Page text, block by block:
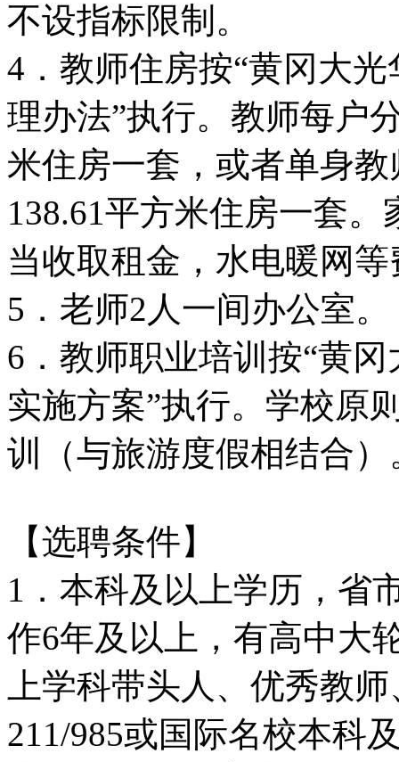
不设指标限制。
4．教师住房按“黄冈大
理办法”执行。教师每户
米住房一套，或者单身
138.61平方米住房一套
当收取租金，水电暖网
5．老师2人一间办公室。
6．教师职业培训按“黄
实施方案”执行。学校原
训（与旅游度假相结合）
【选聘条件】
1．本科及以上学历，省
作6年及以上，有高中大
上学科带头人、优秀教
211/985或国际名校本科